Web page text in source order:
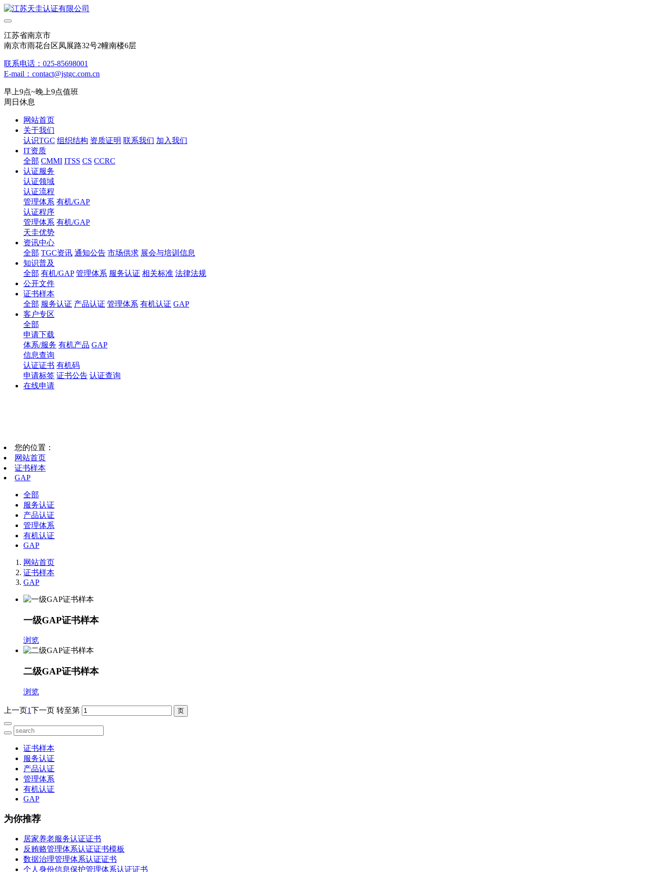
江苏省南京市
南京市雨花台区凤展路32号2幢南楼6层
联系电话：025-85698001
E-mail：contact@jstgc.com.cn
早上9点~晚上9点值班
周日休息
网站首页
关于我们
认识TGC 组织结构 资质证明 联系我们 加入我们
IT资质
全部 CMMI ITSS CS CCRC
认证服务
认证领域
认证流程
管理体系 有机/GAP
认证程序
管理体系 有机/GAP
天圭优势
资讯中心
全部 TGC资讯 通知公告 市场供求 展会与培训信息
知识普及
全部 有机/GAP 管理体系 服务认证 相关标准 法律法规
公开文件
证书样本
全部 服务认证 产品认证 管理体系 有机认证 GAP
客户专区
全部
申请下载
体系/服务 有机产品 GAP
信息查询
认证证书 有机码
申请标签 证书公告 认证查询
在线申请
您的位置：
网站首页
证书样本
GAP
全部
服务认证
产品认证
管理体系
有机认证
GAP
网站首页
证书样本
GAP
一级GAP证书样本
浏览
二级GAP证书样本
浏览
上一页1下一页 转至第
证书样本
服务认证
产品认证
管理体系
有机认证
GAP
为你推荐
居家养老服务认证证书
反贿赂管理体系认证证书模板
数据治理管理体系认证证书
个人身份信息保护管理体系认证证书